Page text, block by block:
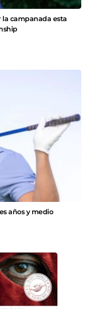
la campanada esta
años y medio